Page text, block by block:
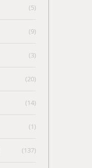
(5)
(9)
(3)
(20)
(14)
(1)
(137)